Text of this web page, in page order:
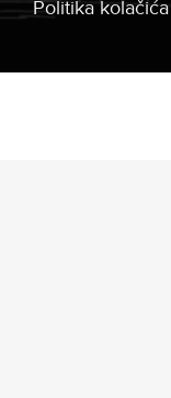
Politika kolačića